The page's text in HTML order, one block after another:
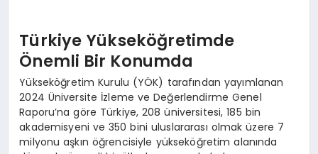
Türkiye Yükseköğretimde
Önemli Bir Konumda
Yükseköğretim Kurulu (YÖK) tarafından yayımlanan
2024 Üniversite İzleme ve Değerlendirme Genel
Raporu’na göre Türkiye, 208 üniversitesi, 185 bin
akademisyeni ve 350 bini uluslararası olmak üzere 7
milyonu aşkın öğrencisiyle yükseköğretim alanında